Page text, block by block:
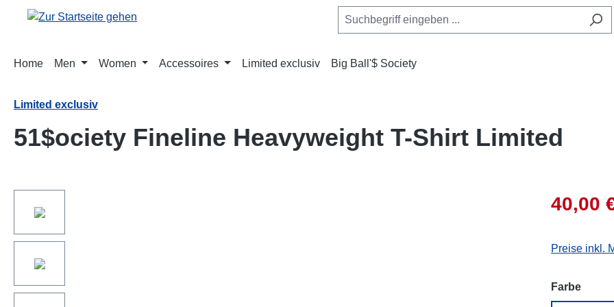
Zur Hauptnavigation springen
Home Men Women Accessoires Limited exclusiv Big Ball'$ Society
Limited exclusiv
51$ociety Fineline Heavyweight T-Shirt Limited
40,00
Preise inkl.
Farbe